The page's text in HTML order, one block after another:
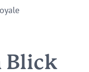
Blick